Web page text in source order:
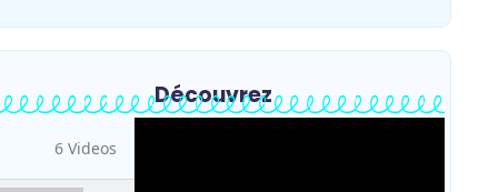
Découvrez
6 Videos